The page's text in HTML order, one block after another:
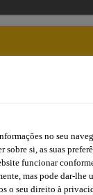
de Betão
no seu
si, as suas
funcionar
mas pode dar-lhe
o seu direito à